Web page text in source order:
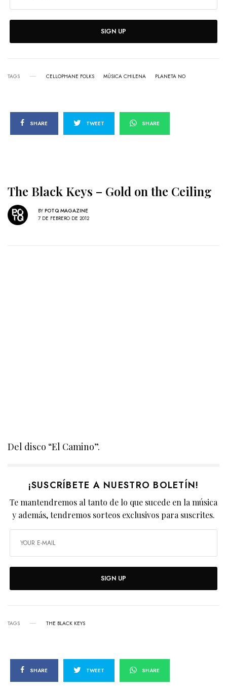
SIGN UP
TAGS CELLOPHANE FOLKS MÚSICA CHILENA PLANETA NO
SHARE TWEET SHARE
The Black Keys – Gold on the Ceiling
BY POTQ MAGAZINE
7 DE FEBRERO DE 2012
Del disco “El Camino”.
¡SUSCRÍBETE A NUESTRO BOLETÍN!
Te mantendremos al tanto de lo que sucede en la música
y además, tendremos sorteos exclusivos para suscrites.
SIGN UP
TAGS THE BLACK KEYS
SHARE TWEET SHARE